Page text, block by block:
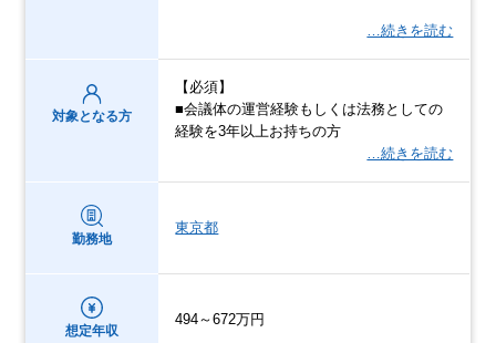
…続きを読む
対象となる方
【必須】
■会議体の運営経験もしくは法務としての
経験を3年以上お持ちの方
…続きを読む
勤務地
東京都
想定年収
494～672万円